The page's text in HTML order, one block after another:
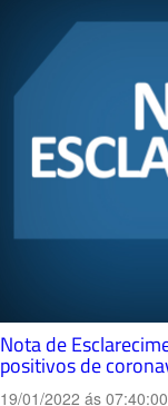
Nota de
positivos de
19/01/2022 ás 07:40:00